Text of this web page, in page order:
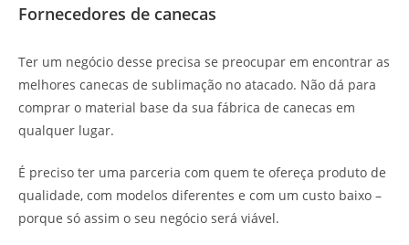
Fornecedores de canecas
Ter um negócio desse precisa se preocupar em encontrar as
melhores canecas de sublimação no atacado. Não dá para
comprar o material base da sua fábrica de canecas em
qualquer lugar.
É preciso ter uma parceria com quem te ofereça produto de
qualidade, com modelos diferentes e com um custo baixo –
porque só assim o seu negócio será viável.